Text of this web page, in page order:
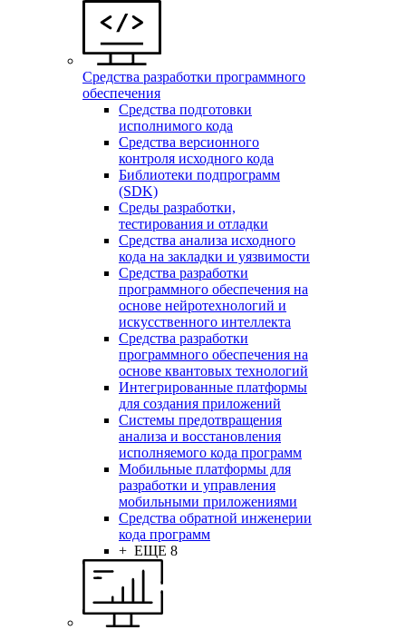
Средства разработки программного
обеспечения
Средства подготовки
исполнимого кода
Средства версионного
контроля исходного кода
Библиотеки подпрограмм
(SDK)
Среды разработки,
тестирования и отладки
Средства анализа исходного
кода на закладки и уязвимости
Средства разработки
программного обеспечения на
основе нейротехнологий и
искусственного интеллекта
Средства разработки
программного обеспечения на
основе квантовых технологий
Интегрированные платформы
для создания приложений
Системы предотвращения
анализа и восстановления
исполняемого кода программ
Мобильные платформы для
разработки и управления
мобильными приложениями
Средства обратной инженерии
кода программ
+ ЕЩЕ 8